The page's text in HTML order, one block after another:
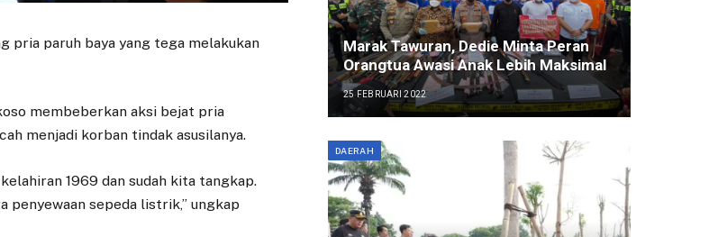
pria paruh baya yang tega melakukan
membeberkan aksi bejat pria
menjadi korban tindak asusilanya.
1969 dan sudah kita tangkap.
penyewaan sepeda listrik,” ungkap
Marak Tawuran, Dedie Minta Peran
Orangtua Awasi Anak Lebih Maksimal
25 FEBRUARI 2022
DAERAH